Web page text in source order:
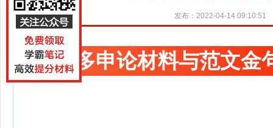
发布：2022-04-14 09:10:51
更多申论材料与范文金